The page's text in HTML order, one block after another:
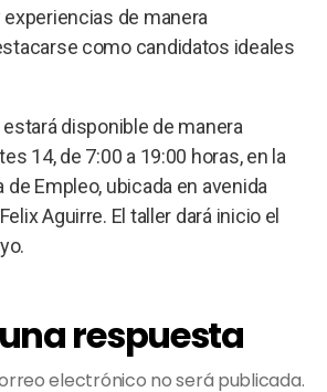
de manera
como candidatos ideales
disponible de manera
14, de 7:00 a 19:00 horas, en la
de Empleo, ubicada en avenida
Aguirre. El taller dará inicio el
respuesta
electrónico no será publicada.